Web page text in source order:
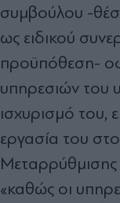
συμβούλου -
ως ειδικού
προϋπόθεση-
υπηρεσιών του
ισχυρισμό του,
εργασία του
Μεταρρύθμισης
«καθώς οι